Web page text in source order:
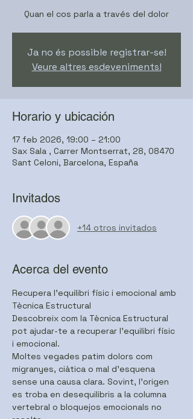
Quan el cos parla a través del dolor
Ja no és possible registrar-se!
Veure altres esdeveniments!
Horario y ubicación
17 feb 2026, 19:00 – 21:00
Sax Sala , Carrer Montserrat, 28, 08470
Sant Celoni, Barcelona, España
Invitados
+14 otros invitados
Acerca del evento
Recupera l’equilibri físic i emocional amb
Tècnica Estructural
Descobreix com la Tècnica Estructural
pot ajudar-te a recuperar l’equilibri físic
i emocional.
Moltes vegades patim dolors com
migranyes, ciàtica o mal d’esquena
sense una causa clara. Sovint, l’origen
es troba en desequilibris a la columna
vertebral o bloquejos emocionals no